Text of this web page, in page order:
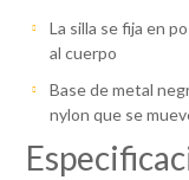
La silla se fija en
al cuerpo
Base de metal
nylon que se